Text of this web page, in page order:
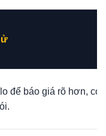
để báo giá rõ hơn, có